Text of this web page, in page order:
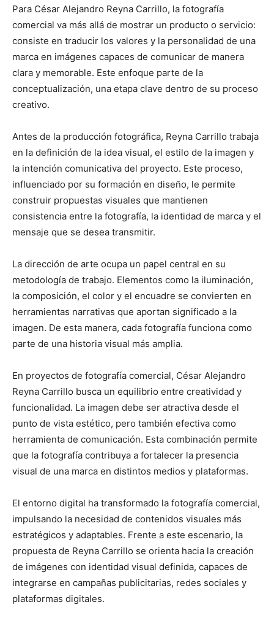
Para César Alejandro Reyna Carrillo, la fotografía
comercial va más allá de mostrar un producto o servicio:
consiste en traducir los valores y la personalidad de una
marca en imágenes capaces de comunicar de manera
clara y memorable. Este enfoque parte de la
conceptualización, una etapa clave dentro de su proceso
creativo.
Antes de la producción fotográfica, Reyna Carrillo trabaja
en la definición de la idea visual, el estilo de la imagen y
la intención comunicativa del proyecto. Este proceso,
influenciado por su formación en diseño, le permite
construir propuestas visuales que mantienen
consistencia entre la fotografía, la identidad de marca y el
mensaje que se desea transmitir.
La dirección de arte ocupa un papel central en su
metodología de trabajo. Elementos como la iluminación,
la composición, el color y el encuadre se convierten en
herramientas narrativas que aportan significado a la
imagen. De esta manera, cada fotografía funciona como
parte de una historia visual más amplia.
En proyectos de fotografía comercial, César Alejandro
Reyna Carrillo busca un equilibrio entre creatividad y
funcionalidad. La imagen debe ser atractiva desde el
punto de vista estético, pero también efectiva como
herramienta de comunicación. Esta combinación permite
que la fotografía contribuya a fortalecer la presencia
visual de una marca en distintos medios y plataformas.
El entorno digital ha transformado la fotografía comercial,
impulsando la necesidad de contenidos visuales más
estratégicos y adaptables. Frente a este escenario, la
propuesta de Reyna Carrillo se orienta hacia la creación
de imágenes con identidad visual definida, capaces de
integrarse en campañas publicitarias, redes sociales y
plataformas digitales.